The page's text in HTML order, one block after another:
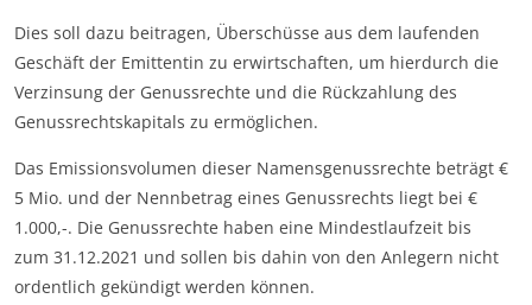
Dies soll dazu beitragen, Überschüsse aus dem laufenden
Geschäft der Emittentin zu erwirtschaften, um hierdurch die
Verzinsung der Genussrechte und die Rückzahlung des
Genussrechtskapitals zu ermöglichen.
Das Emissionsvolumen dieser Namensgenussrechte beträgt €
5 Mio. und der Nennbetrag eines Genussrechts liegt bei €
1.000,-. Die Genussrechte haben eine Mindestlaufzeit bis
zum 31.12.2021 und sollen bis dahin von den Anlegern nicht
ordentlich gekündigt werden können.